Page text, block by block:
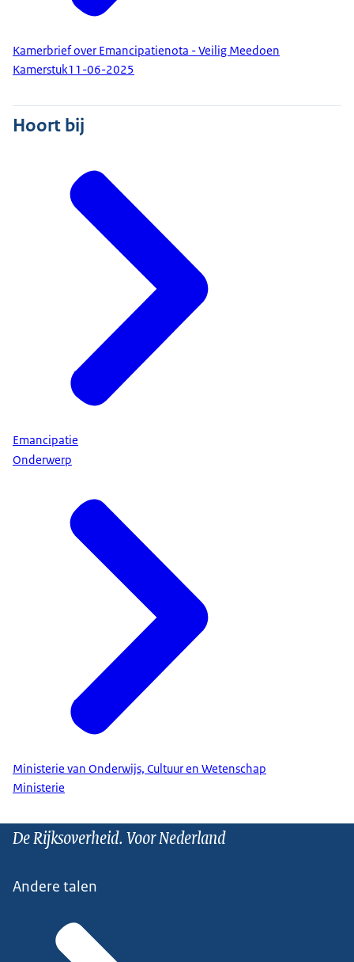
Kamerbrief over Emancipatienota - Veilig Meedoen
Kamerstuk11-06-2025
Hoort bij
Emancipatie
Onderwerp
Ministerie van Onderwijs, Cultuur en Wetenschap
Ministerie
De Rijksoverheid. Voor Nederland
Andere talen